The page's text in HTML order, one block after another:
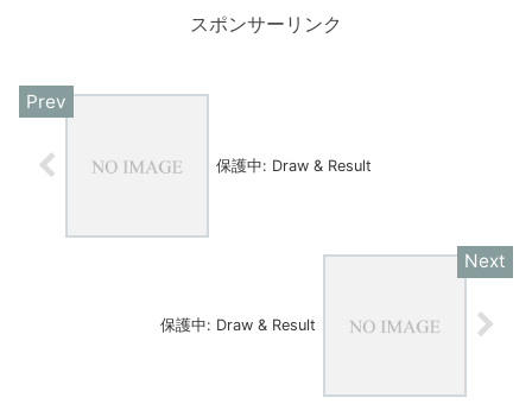
スポンサーリンク
保護中: Draw & Result
保護中: Draw & Result